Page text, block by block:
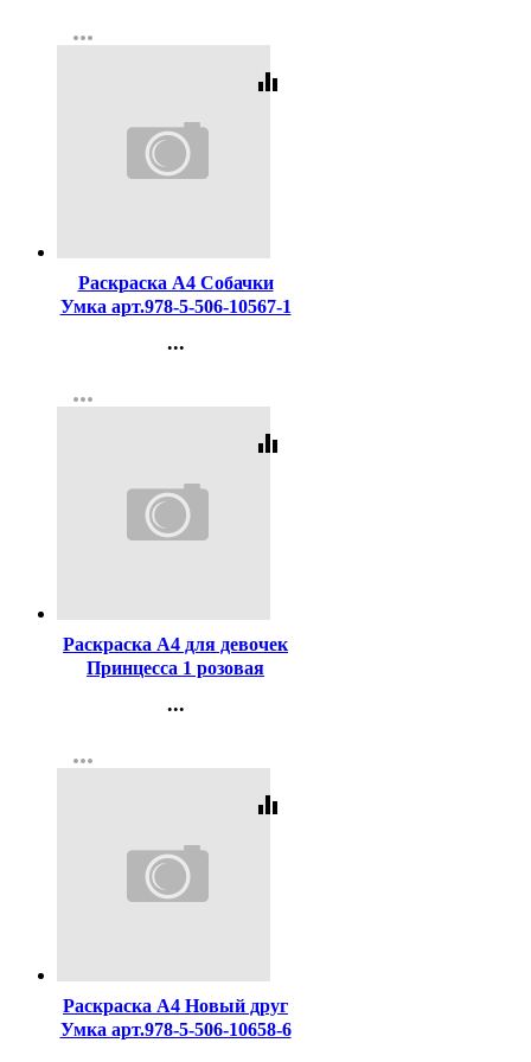
Регистрация
more_horiz
equalizer
Раскраска А4 Собачки
Умка арт.978-5-506-10567-1
...
Регистрация
more_horiz
equalizer
Раскраска А4 для девочек
Принцесса 1 розовая
10539/27445/31107
...
Регистрация
more_horiz
equalizer
Раскраска А4 Новый друг
Умка арт.978-5-506-10658-6